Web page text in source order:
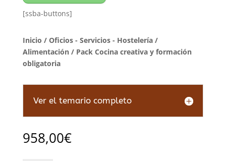
[ssba-buttons]
Inicio / Oficios - Servicios - Hostelería/
Alimentación/ Pack Cocina creativa y formación
obligatoria
Ver el temario completo
958,00€